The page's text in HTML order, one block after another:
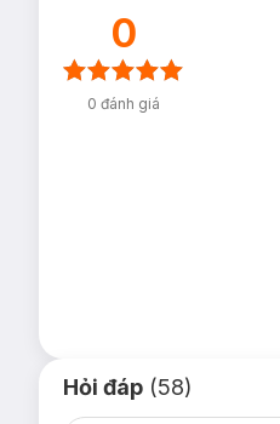
Tránh ánh nắng trực
0
0 đánh giá
Hỏi đáp (58)